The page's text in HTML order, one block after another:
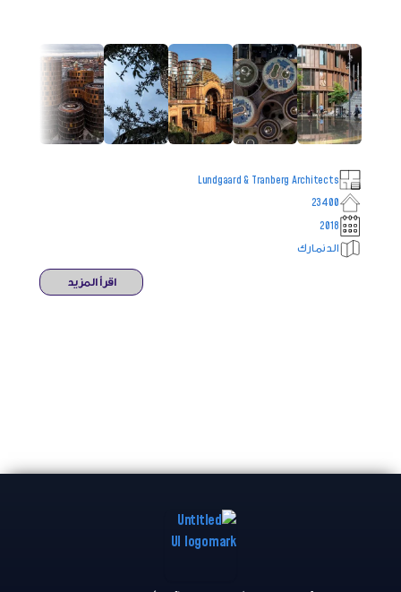
Lundgaard & Tranberg Architects
23400
2018
الدنمارك
اقرأ المزيد